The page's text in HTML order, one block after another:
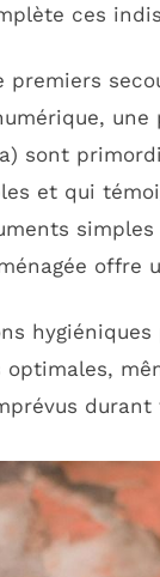
ces
premiers
une
sont
et qui
offre
durant